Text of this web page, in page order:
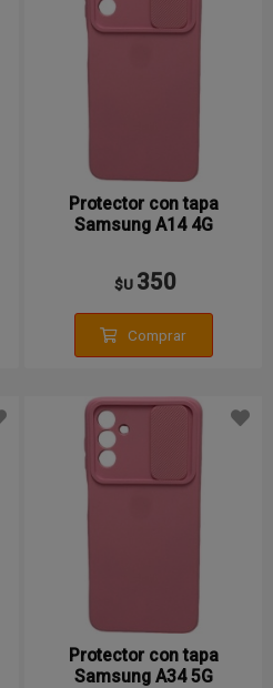
Protector con tapa
Samsung A14 4G
$U 350
Comprar
Protector con tapa
Samsung A34 5G